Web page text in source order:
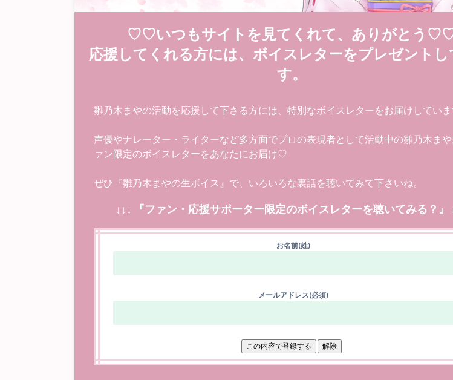
♡♡いつもサイトを見てくれて、ありがとう
応援してくれる方には、ボイスレターをプレゼントし
す。
雛乃木まやの活動を応援して下さる方には、特別なボイスレターをお届けしていま
声優やナレーター・ライターなど多方面でプロの表現者として活動中の雛乃木ま
ァン限定のボイスレターをあなたにお届け♡
ぜひ『雛乃木まやの生ボイス』で、いろいろな裏話を聴いてみて下さいね。
↓↓↓ 『ファン・応援サポーター限定のボイスレターを聴いてみる？』
お名前(姓)
メールアドレス(必須)